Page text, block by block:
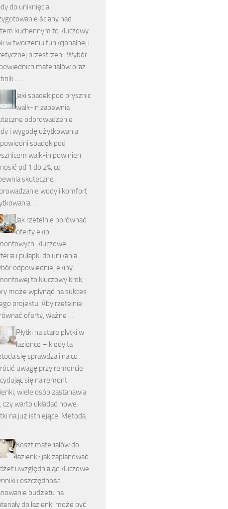
do uniknięcia
ściany nad
kuchennym to kluczowy
w tworzeniu funkcjonalnej i
przestrzeni. Wybór
materiałów oraz
…
Jaki spadek pod prysznic
walk-in zapewnia
odprowadzenie
i wygodę użytkowania
spadek pod
walk-in powinien
od 1 do 2%, co
skuteczne
wody i komfort
…
Jak rzetelnie porównać
oferty ekip
kluczowe
i pułapki do unikania
odpowiedniej ekipy
to kluczowy krok,
może wpłynąć na sukces
projektu. Aby rzetelnie
oferty, ważne …
Płytki na stare płytki w
łazience – kiedy ta
się sprawdza i na co
uwagę przy remoncie
się na remont
wiele osób zastanawia
czy warto układać nowe
na już istniejące. Metoda
Koszt materiałów do
łazienki: jak zaplanować
uwzględniając kluczowe
i oszczędności
budżetu na
do łazienki może być